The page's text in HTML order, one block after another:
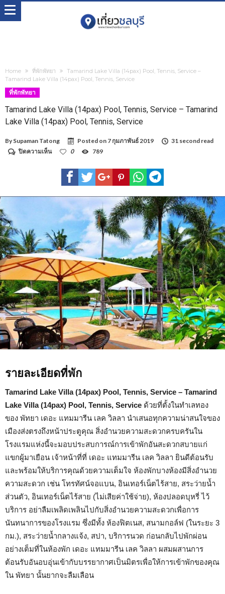
Home ที่พักพัทยา
Tamarind Lake Villa (14pax) Pool, Tennis, Service –
Tamarind Lake Villa (14pax) Pool, Tennis, Service
ที่พักพัทยา
Tamarind Lake Villa (14pax) Pool, Tennis, Service – Tamarind
Lake Villa (14pax) Pool, Tennis, Service
By Supaman Tatong Posted on 7 กุมภาพันธ์ 2019
31 second read
ปิดความเห็นบน
Lake
(14pax)
Tennis,
Service
Tamarind
Lake
Villa
(14pax)
Pool,
Tennis,
Service
0 789
รายละเอียดที่พัก
Tamarind Lake Villa (14pax) Pool, Tennis, Service – Tamarind
Lake Villa (14pax) Pool, Tennis, Service ด้วยที่ตั้งในทำเลทอง
ของ พัทยา เดอะ แทมมารีน เลค วิลลา นำเสนอทุกความน่าสนใจของ
เมืองส่งตรงถึงหน้าประตูคุณ สิ่งอำนวยความสะดวกครบครันใน
โรงแรมแห่งนี้จะมอบประสบการณ์การเข้าพักอันสะดวกสบายแก่
แขกผู้มาเยือน เจ้าหน้าที่ที่ เดอะ แทมมารีน เลค วิลลา ยินดีต้อนรับ
และพร้อมให้บริการคุณด้วยความเต็มใจ ห้องพักบางห้องมีสิ่งอำนวย
ความสะดวก เช่น โทรทัศน์จอแบน, อินเทอร์เน็ตไร้สาย, สระว่ายน้ำ
ส่วนตัว, อินเทอร์เน็ตไร้สาย (ไม่เสียค่าใช้จ่าย), ห้องปลอดบุหรี่ ไว้
บริการ อย่าลืมเพลิดเพลินไปกับสิ่งอำนวยความสะดวกเพื่อการ
นันทนาการของโรงแรม ซึ่งมีทั้ง ห้องฟิตเนส, สนามกอล์ฟ (ในระยะ 3
กม.), สระว่ายน้ำกลางแจ้ง, สปา, บริการนวด ก่อนกลับไปพักผ่อน
อย่างเต็มที่ในห้องพัก เดอะ แทมมารีน เลค วิลลา ผสมผสานการ
ต้อนรับอันอบอุ่นเข้ากับบรรยากาศเป็นมิตรเพื่อให้การเข้าพักของคุณ
ใน พัทยา นั้นยากจะลืมเลือน